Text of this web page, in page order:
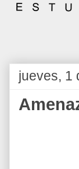
jueves, 1